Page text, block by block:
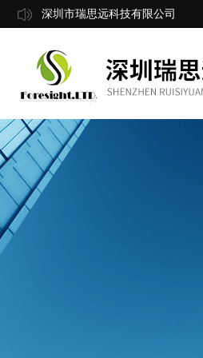
深圳市瑞思远科技有限公司